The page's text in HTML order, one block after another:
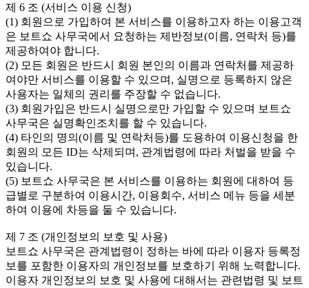
제 6 조 (서비스 이용 신청)
(1) 회원으로 가입하여 본 서비스를 이용하고자 하는 이용고객
은 보트쇼 사무국에서 요청하는 제반정보(이름, 연락처 등)를
제공하여야 합니다.
(2) 모든 회원은 반드시 회원 본인의 이름과 연락처를 제공하
여야만 서비스를 이용할 수 있으며, 실명으로 등록하지 않은
사용자는 일체의 권리를 주장할 수 없습니다.
(3) 회원가입은 반드시 실명으로만 가입할 수 있으며 보트쇼
사무국은 실명확인조치를 할 수 있습니다.
(4) 타인의 명의(이름 및 연락처등)를 도용하여 이용신청을 한
회원의 모든 ID는 삭제되며, 관계법령에 따라 처벌을 받을 수
있습니다.
(5) 보트쇼 사무국은 본 서비스를 이용하는 회원에 대하여 등
급별로 구분하여 이용시간, 이용회수, 서비스 메뉴 등을 세분
하여 이용에 차등을 둘 수 있습니다.
제 7 조 (개인정보의 보호 및 사용)
보트쇼 사무국은 관계법령이 정하는 바에 따라 이용자 등록정
보를 포함한 이용자의 개인정보를 보호하기 위해 노력합니다.
이용자 개인정보의 보호 및 사용에 대해서는 관련법령 및 보트